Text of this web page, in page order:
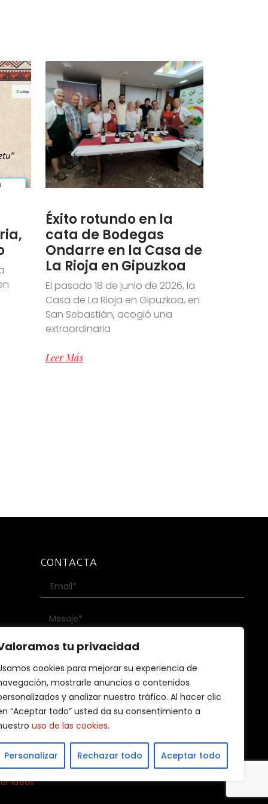
tu privacidad
cookies para mejorar su experiencia de
mostrarle anuncios o contenidos
y analizar nuestro tráfico. Al hacer clic
“Aceptar todo” usted da su consentimiento a
uso de las cookies.
Personalizar Rechazar todo Aceptar todo
Éxito rotundo en la
cata de Bodegas
Ondarre en la Casa de
La Rioja en Gipuzkoa
El pasado 18 de junio de 2026, la
Casa de La Rioja en Gipuzkoa, en
San Sebastián, acogió una
extraordinaria
Leer Más
CONTACTA
He leído y acepto la Política de privacidad
ENVIAR
Ideas